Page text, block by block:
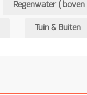
Regenwater (
Tuin & Buiten